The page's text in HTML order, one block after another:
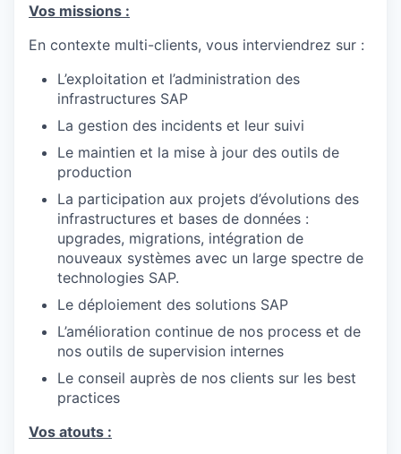
Vos missions :
En contexte multi-clients, vous interviendrez sur :
L’exploitation et l’administration des
infrastructures SAP
La gestion des incidents et leur suivi
Le maintien et la mise à jour des outils de
production
La participation aux projets d’évolutions des
infrastructures et bases de données :
upgrades, migrations, intégration de
nouveaux systèmes avec un large spectre de
technologies SAP.
Le déploiement des solutions SAP
L’amélioration continue de nos process et de
nos outils de supervision internes
Le conseil auprès de nos clients sur les best
practices
Vos atouts :